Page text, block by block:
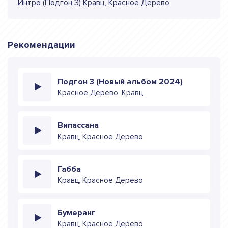
Интро (Подгон 3) Кравц, Красное Дерево
Рекомендации
Подгон 3 (Новый альбом 2024)
Красное Дерево, Кравц
Випассана
Кравц, Красное Дерево
Габба
Кравц, Красное Дерево
Бумеранг
Кравц, Красное Дерево